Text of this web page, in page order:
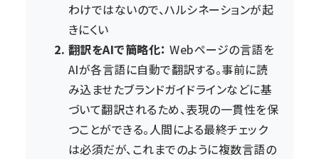
わけではないので、ハルシネーションが起
きにくい
翻訳をAIで簡略化： Webページの言語を
AIが各言語に自動で翻訳する。事前に読
み込ませたブランドガイドラインなどに基
づいて翻訳されるため、表現の一貫性を保
つことができる。人間による最終チェック
は必須だが、これまでのように複数言語の